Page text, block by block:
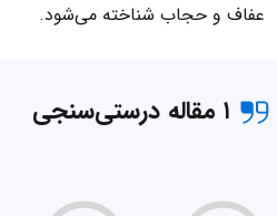
عفاف و حجاب شناخته می‌شود.
۱ مقاله درستی‌سنجی